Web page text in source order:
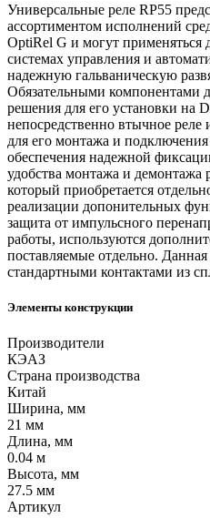
Универсальные реле RP55
ассортиментом исполнений
OptiRel G и могут применяться
системах управления и
надежную гальваническую
Обязательными компонентами
решения для его установки на
непосредственно втычное реле
для его монтажа и
обеспечения надежной
удобства монтажа и демонтажа
который приобретается
реализации допонительных
защита от импульсного
работы, используются
поставляемые отдельно.
стандартными контактами из
Элементы конструкции
Производители
КЭАЗ
Страна производства
Китай
Ширина, мм
21 мм
Длина, мм
0.04 м
Высота, мм
27.5 мм
Артикул